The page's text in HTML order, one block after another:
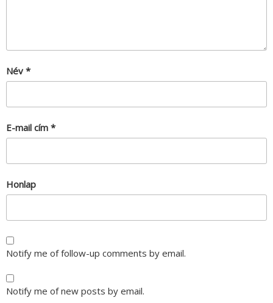
Név *
E-mail cím *
Honlap
Notify me of follow-up comments by email.
Notify me of new posts by email.